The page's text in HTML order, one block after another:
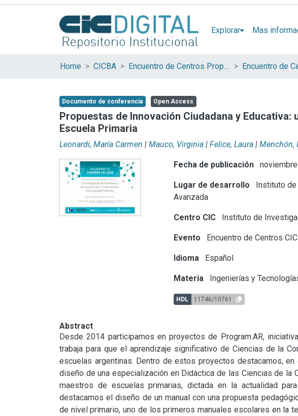
Explorar Mas
Home CICBA Encuentro de Centros Propios y Asociados de la CIC Encuentro de
Documento de conferencia Open Access
Propuestas de Innovación Ciudadana y Educativa:
Escuela Primaria
Leonardi, María Carmen | Mauco, Virginia | Felice, Laura | Menchón,
Fecha de publicación
Lugar de desarrollo
Instituto
Avanzada
Centro CIC Instituto de
Evento Encuentro de Centros
Idioma Español
Materia Ingenierías y
HDL 11746/10761
Abstract
Desde 2014 participamos en proyectos de Program.AR,
trabaja para que el aprendizaje significativo de Ciencias de la
escuelas argentinas. Dentro de estos proyectos destacamos, en
diseño de una especialización en Didáctica de las Ciencias de la
maestros de escuelas primarias, dictada en la actualidad
destacamos el diseño de un manual con una propuesta
de nivel primario, uno de los primeros manuales escolares en la